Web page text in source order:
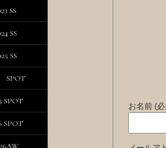
お名前 (
SS
SS
SS
SPOT
SPOT
SPOT